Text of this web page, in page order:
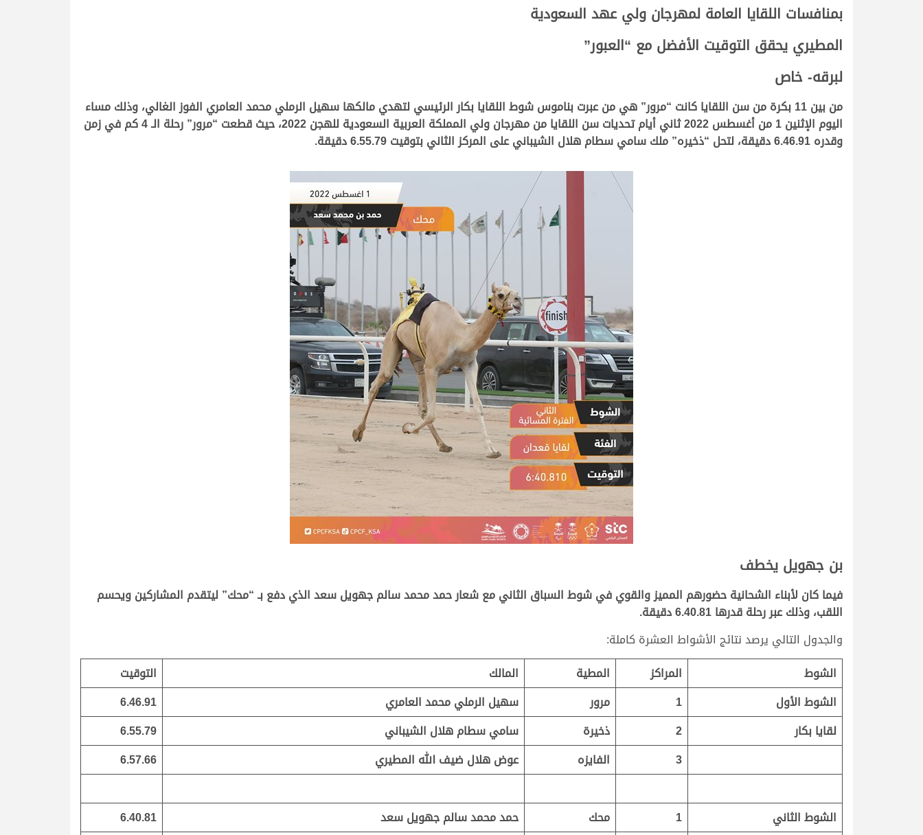
بمنافسات اللقايا العامة لمهرجان ولي عهد السعودية
المطيري يحقق التوقيت الأفضل مع “العبور”
لبرقه- خاص
من بين 11 بكرة من سن اللقايا كانت “مرور” هي من عبرت بناموس شوط اللقايا بكار الرئيسي لتهدي مالكها سهيل الرملي محمد العامري الفوز الغالي، وذلك مساء
اليوم الإثنين 1 من أغسطس 2022 ثاني أيام تحديات سن اللقايا من مهرجان ولي المملكة العربية السعودية للهجن 2022، حيث قطعت “مرور” رحلة الـ 4 كم في زمن
وقدره 6.46.91 دقيقة، لتحل “ذخيره” ملك سامي سطام هلال الشيباني على المركز الثاني بتوقيت 6.55.79 دقيقة.
بن جهويل يخطف
فيما كان لأبناء الشحانية حضورهم المميز والقوي في شوط السباق الثاني مع شعار حمد محمد سالم جهويل سعد الذي دفع بـ “محك” ليتقدم المشاركين ويحسم
اللقب، وذلك عبر رحلة قدرها 6.40.81 دقيقة.
والجدول التالي يرصد نتائج الأشواط العشرة كاملة:
الشوط
المراكز المطية المالك
التوقيت
الشوط الأول
1 مرور سهيل الرملي محمد العامري
6.46.91
لقايا بكار
2 ذخيرة سامي سطام هلال الشيباني
6.55.79
3
الفايزه عوض هلال ضيف الله المطيري 6.57.66
الشوط الثاني 1 محك حمد محمد سالم جهويل سعد
6.40.81